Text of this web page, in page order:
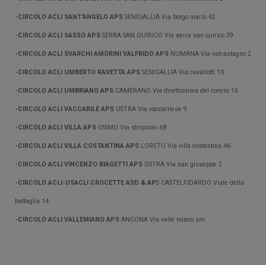
-CIRCOLO ACLI SANT'ANGELO APS SENIGALLIA Via borgo marzi 42
-CIRCOLO ACLI SASSO APS SERRA SAN QUIRICO Via serra san quirico 39
-CIRCOLO ACLI SVARCHI AMORINI VALFRIDO APS NUMANA Via valcastagno 2
-CIRCOLO ACLI UMBERTO RAVETTA APS SENIGALLIA Via cavallotti 10
-CIRCOLO ACLI UMBRIANO APS CAMERANO Via direttissima del conero 16
-CIRCOLO ACLI VACCARILE APS OSTRA Via vaccarilese 9
-CIRCOLO ACLI VILLA APS OSIMO Via striscioni 68
-CIRCOLO ACLI VILLA COSTANTINA APS LORETO Via villa costantina 46
-CIRCOLO ACLI VINCENZO BIAGETTI APS OSTRA Via san giuseppe 2
-CIRCOLO ACLI-USACLI CROCETTE ASD & APS CASTELFIDARDO Viale della
battaglia 14
-CIRCOLO ACLI VALLEMIANO APS ANCONA Via valle miano snc